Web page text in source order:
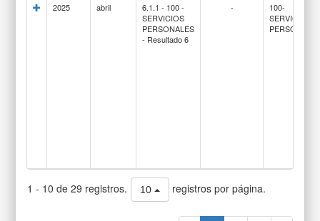
2025 abril
6.1.1 - 100 -
SERVICIOS
PERSONALES
- Resultado 6
-
100-
SERVICIOS
1 - 10 de 29 registros. 10 registros por página.